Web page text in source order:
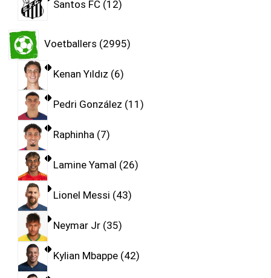
Santos FC 12
Voetballers 2995
Kenan Yıldız 6
Pedri González 11
Raphinha 7
Lamine Yamal 26
Lionel Messi 43
Neymar Jr 35
Kylian Mbappe 42